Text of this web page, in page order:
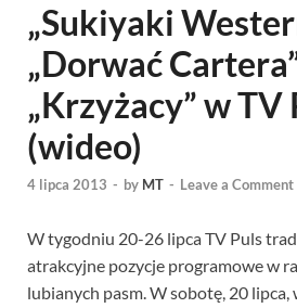
„Sukiyaki
„Dorwać
„Krzyżacy” w TV
(wideo)
4 lipca 2013 - by MT - Leave a Comment
W tygodniu 20-26 lipca TV Puls
atrakcyjne pozycje programowe w
lubianych pasm. W sobotę, 20 lipca,